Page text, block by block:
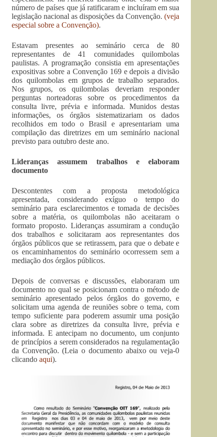
número de países que já ratificaram e incluíram em sua
legislação nacional as disposições da Convenção.(veja
especial sobre a Convenção).
Estavam presentes ao seminário cerca de 80
representantes de 41 comunidades quilombolas
paulistas. A programação consistia em apresentações
expositivas sobre a Convenção 169 e depois a divisão
dos quilombolas em grupos de trabalho separados.
Nos grupos, os quilombolas deveriam responder
perguntas norteadoras sobre os procedimentos da
consulta livre, prévia e informada. Munidos destas
informações, os órgãos sistematizariam os dados
recolhidos em todo o Brasil e apresentariam uma
compilação das diretrizes em um seminário nacional
previsto para outubro deste ano.
Lideranças assumem trabalhos e elaboram
documento
Descontentes com a proposta metodológica
apresentada, considerando exíguo o tempo do
seminário para esclarecimentos e tomada de decisões
sobre a matéria, os quilombolas não aceitaram o
formato proposto. Lideranças assumiram a condução
dos trabalhos e solicitaram aos representantes dos
órgãos públicos que se retirassem, para que o debate e
os encaminhamentos do seminário ocorressem sem a
mediação dos órgãos públicos.
Depois de conversas e discussões, elaboraram um
documento no qual se posicionam contra o método de
seminário apresentado pelos órgãos do governo, e
solicitam uma agenda de reuniões sobre o tema, com
tempo suficiente para poderem assumir uma posição
clara sobre as diretrizes da consulta livre, prévia e
informada. E antecipam no documento, um conjunto
de princípios a serem considerados na regulamentação
da Convenção. (Leia o documento abaixo ou veja-0
clicando aqui).